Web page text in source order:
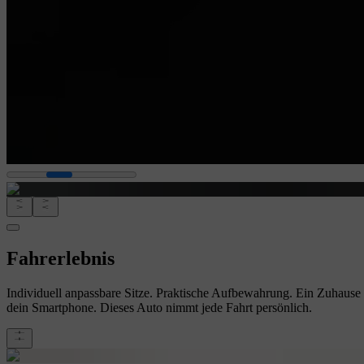
Fahrerlebnis
Individuell anpassbare Sitze. Praktische Aufbewahrung. Ein
dein Smartphone. Dieses Auto nimmt jede Fahrt persönlich.